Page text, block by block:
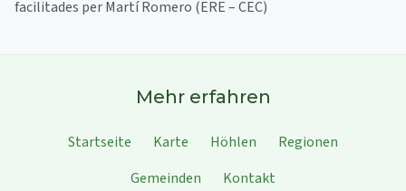
facilitades per Martí Romero (ERE – CEC)
Mehr erfahren
Startseite Karte Höhlen
Regionen
Gemeinden
Kontakt